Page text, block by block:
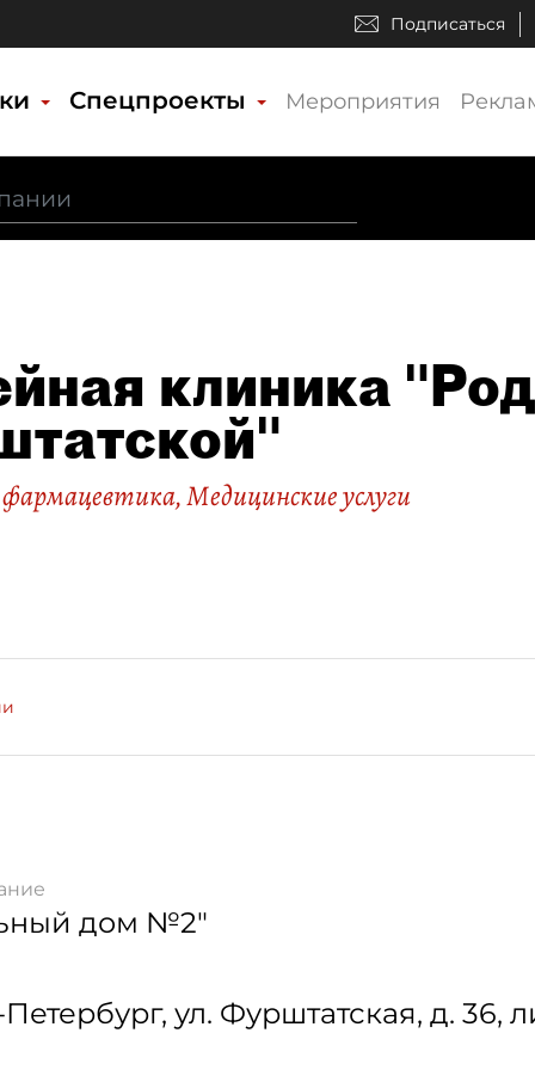
Подписаться
Спецпроекты Мероприятия
клиника
,Медицинские услуги
дом №2"
, ул. Фурштатская, д. 36,